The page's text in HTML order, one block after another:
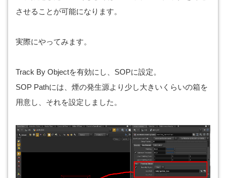
させることが可能になります。
実際にやってみます。
Track By Objectを有効にし、SOPに設定。
SOP Pathには、煙の発生源より少し大きいくらいの箱を
用意し、それを設定しました。